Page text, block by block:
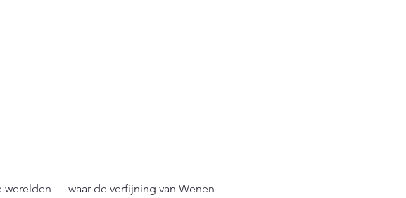
— waar de verfijning van Wenen